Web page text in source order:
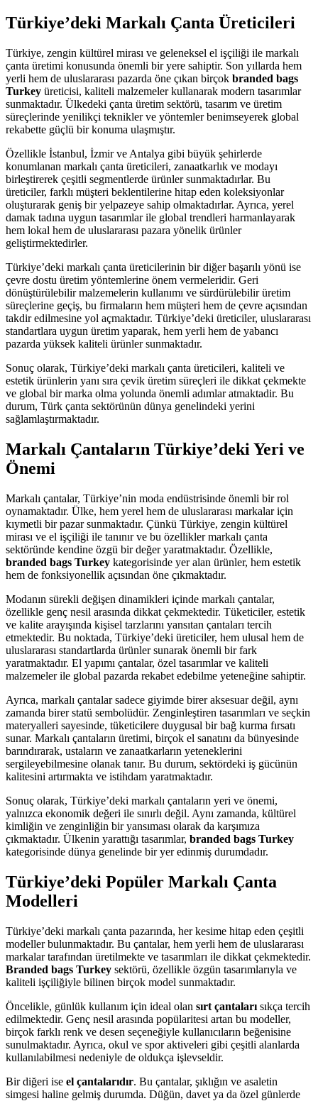
Türkiye’deki Markalı Çanta Üreticileri
Türkiye, zengin kültürel mirası ve geleneksel el işçiliği ile markalı
çanta üretimi konusunda önemli bir yere sahiptir. Son yıllarda hem
yerli hem de uluslararası pazarda öne çıkan birçok branded bags
Turkey üreticisi, kaliteli malzemeler kullanarak modern tasarımlar
sunmaktadır. Ülkedeki çanta üretim sektörü, tasarım ve üretim
süreçlerinde yenilikçi teknikler ve yöntemler benimseyerek global
rekabette güçlü bir konuma ulaşmıştır.
Özellikle İstanbul, İzmir ve Antalya gibi büyük şehirlerde
konumlanan markalı çanta üreticileri, zanaatkarlık ve modayı
birleştirerek çeşitli segmentlerde ürünler sunmaktadırlar. Bu
üreticiler, farklı müşteri beklentilerine hitap eden koleksiyonlar
oluşturarak geniş bir yelpazeye sahip olmaktadırlar. Ayrıca, yerel
damak tadına uygun tasarımlar ile global trendleri harmanlayarak
hem lokal hem de uluslararası pazara yönelik ürünler
geliştirmektedirler.
Türkiye’deki markalı çanta üreticilerinin bir diğer başarılı yönü ise
çevre dostu üretim yöntemlerine önem vermeleridir. Geri
dönüştürülebilir malzemelerin kullanımı ve sürdürülebilir üretim
süreçlerine geçiş, bu firmaların hem müşteri hem de çevre açısından
takdir edilmesine yol açmaktadır. Türkiye’deki üreticiler, uluslararası
standartlara uygun üretim yaparak, hem yerli hem de yabancı
pazarda yüksek kaliteli ürünler sunmaktadır.
Sonuç olarak, Türkiye’deki markalı çanta üreticileri, kaliteli ve
estetik ürünlerin yanı sıra çevik üretim süreçleri ile dikkat çekmekte
ve global bir marka olma yolunda önemli adımlar atmaktadir. Bu
durum, Türk çanta sektörünün dünya genelindeki yerini
sağlamlaştırmaktadır.
Markalı Çantaların Türkiye’deki Yeri ve
Önemi
Markalı çantalar, Türkiye’nin moda endüstrisinde önemli bir rol
oynamaktadır. Ülke, hem yerel hem de uluslararası markalar için
kıymetli bir pazar sunmaktadır. Çünkü Türkiye, zengin kültürel
mirası ve el işçiliği ile tanınır ve bu özellikler markalı çanta
sektöründe kendine özgü bir değer yaratmaktadır. Özellikle,
branded bags Turkey kategorisinde yer alan ürünler, hem estetik
hem de fonksiyonellik açısından öne çıkmaktadır.
Modanın sürekli değişen dinamikleri içinde markalı çantalar,
özellikle genç nesil arasında dikkat çekmektedir. Tüketiciler, estetik
ve kalite arayışında kişisel tarzlarını yansıtan çantaları tercih
etmektedir. Bu noktada, Türkiye’deki üreticiler, hem ulusal hem de
uluslararası standartlarda ürünler sunarak önemli bir fark
yaratmaktadır. El yapımı çantalar, özel tasarımlar ve kaliteli
malzemeler ile global pazarda rekabet edebilme yeteneğine sahiptir.
Ayrıca, markalı çantalar sadece giyimde birer aksesuar değil, aynı
zamanda birer statü sembolüdür. Zenginleştiren tasarımları ve seçkin
materyalleri sayesinde, tüketicilere duygusal bir bağ kurma fırsatı
sunar. Markalı çantaların üretimi, birçok el sanatını da bünyesinde
barındırarak, ustaların ve zanaatkarların yeteneklerini
sergileyebilmesine olanak tanır. Bu durum, sektördeki iş gücünün
kalitesini artırmakta ve istihdam yaratmaktadır.
Sonuç olarak, Türkiye’deki markalı çantaların yeri ve önemi,
yalnızca ekonomik değeri ile sınırlı değil. Aynı zamanda, kültürel
kimliğin ve zenginliğin bir yansıması olarak da karşımıza
çıkmaktadır. Ülkenin yarattığı tasarımlar, branded bags Turkey
kategorisinde dünya genelinde bir yer edinmiş durumdadır.
Türkiye’deki Popüler Markalı Çanta
Modelleri
Türkiye’deki markalı çanta pazarında, her kesime hitap eden çeşitli
modeller bulunmaktadır. Bu çantalar, hem yerli hem de uluslararası
markalar tarafından üretilmekte ve tasarımları ile dikkat çekmektedir.
Branded bags Turkey sektörü, özellikle özgün tasarımlarıyla ve
kaliteli işçiliğiyle bilinen birçok model sunmaktadır.
Öncelikle, günlük kullanım için ideal olan sırt çantaları sıkça tercih
edilmektedir. Genç nesil arasında popülaritesi artan bu modeller,
birçok farklı renk ve desen seçeneğiyle kullanıcıların beğenisine
sunulmaktadır. Ayrıca, okul ve spor aktiveleri gibi çeşitli alanlarda
kullanılabilmesi nedeniyle de oldukça işlevseldir.
Bir diğeri ise el çantalarıdır. Bu çantalar, şıklığın ve asaletin
simgesi haline gelmiş durumda. Düğün, davet ya da özel günlerde